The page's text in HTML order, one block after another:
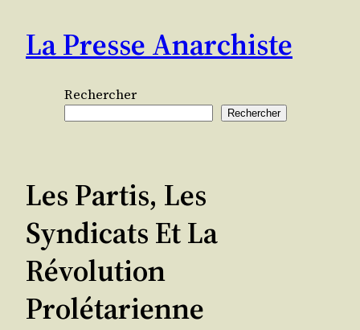
contenu
La Presse Anarchiste
Rechercher
Rechercher
Les Partis, Les
Syndicats Et La
Révolution
Prolétarienne